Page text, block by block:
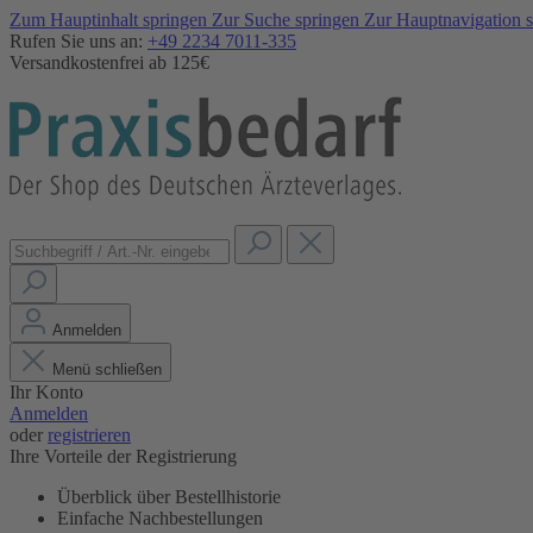
Zum Hauptinhalt springen Zur Suche springen Zur Hauptnavigation
Rufen Sie uns an: +49 2234 7011-335
Versandkostenfrei ab 125€
Anmelden
Menü schließen
Ihr Konto
Anmelden
oder registrieren
Ihre Vorteile der Registrierung
Überblick über Bestellhistorie
Einfache Nachbestellungen